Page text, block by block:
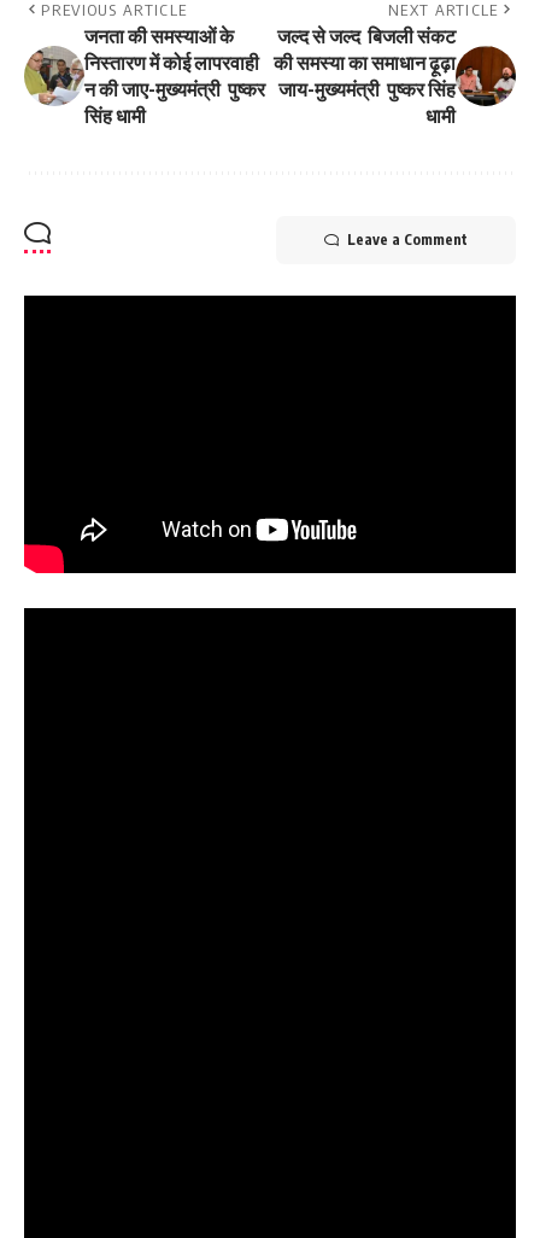
PREVIOUS ARTICLE
जनता की समस्याओं के
निस्तारण में कोई लापरवाही
न की जाए-मुख्यमंत्री पुष्कर
सिंह धामी
NEXT ARTICLE
जल्द से जल्द बिजली संकट
की समस्या का समाधान ढ़ूढ़ा
जाय-मुख्यमंत्री पुष्कर सिंह
धामी
Leave a Comment